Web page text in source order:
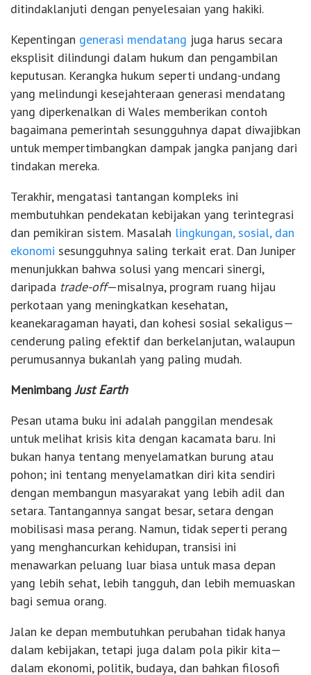
ditindaklanjuti dengan penyelesaian yang hakiki.
Kepentingan generasi mendatang juga harus secara
eksplisit dilindungi dalam hukum dan pengambilan
keputusan. Kerangka hukum seperti undang-undang
yang melindungi kesejahteraan generasi mendatang
yang diperkenalkan di Wales memberikan contoh
bagaimana pemerintah sesungguhnya dapat diwajibkan
untuk mempertimbangkan dampak jangka panjang dari
tindakan mereka.
Terakhir, mengatasi tantangan kompleks ini
membutuhkan pendekatan kebijakan yang terintegrasi
dan pemikiran sistem. Masalah lingkungan, sosial, dan
ekonomi sesungguhnya saling terkait erat. Dan Juniper
menunjukkan bahwa solusi yang mencari sinergi,
daripada trade-off—misalnya, program ruang hijau
perkotaan yang meningkatkan kesehatan,
keanekaragaman hayati, dan kohesi sosial sekaligus—
cenderung paling efektif dan berkelanjutan, walaupun
perumusannya bukanlah yang paling mudah.
MenimbangJust Earth
Pesan utama buku ini adalah panggilan mendesak
untuk melihat krisis kita dengan kacamata baru. Ini
bukan hanya tentang menyelamatkan burung atau
pohon; ini tentang menyelamatkan diri kita sendiri
dengan membangun masyarakat yang lebih adil dan
setara. Tantangannya sangat besar, setara dengan
mobilisasi masa perang. Namun, tidak seperti perang
yang menghancurkan kehidupan, transisi ini
menawarkan peluang luar biasa untuk masa depan
yang lebih sehat, lebih tangguh, dan lebih memuaskan
bagi semua orang.
Jalan ke depan membutuhkan perubahan tidak hanya
dalam kebijakan, tetapi juga dalam pola pikir kita—
dalam ekonomi, politik, budaya, dan bahkan filosofi